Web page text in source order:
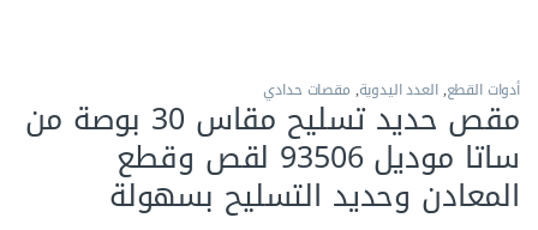
أدوات القطع,العدد اليدوية, مقصات حدادي
مقص حديد تسليح مقاس 30 بوصة من
ساتا موديل 93506 لقص وقطع
المعادن وحديد التسليح بسهولة